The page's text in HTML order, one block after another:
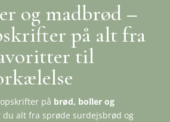
og madbrød –
på alt fra
til
på brød, boller og
du alt fra sprøde surdejsbrød og